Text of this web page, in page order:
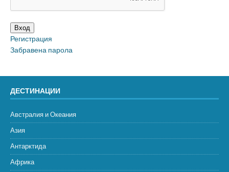
Вход
Регистрация
Забравена парола
ДЕСТИНАЦИИ
Австралия и Океания
Азия
Антарктида
Африка